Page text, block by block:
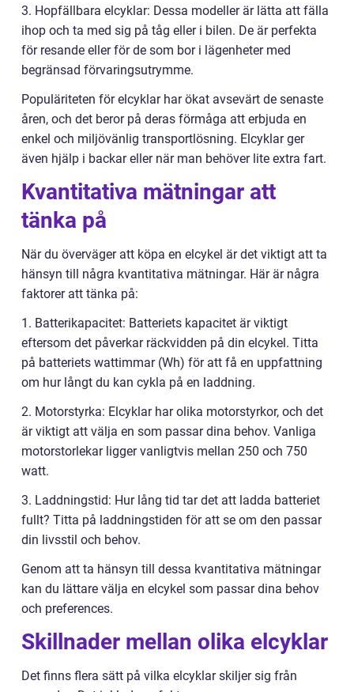
3. Hopfällbara elcyklar: Dessa modeller är lätta att fälla
ihop och ta med sig på tåg eller i bilen. De är perfekta
för resande eller för de som bor i lägenheter med
begränsad förvaringsutrymme.
Populäriteten för elcyklar har ökat avsevärt de senaste
åren, och det beror på deras förmåga att erbjuda en
enkel och miljövänlig transportlösning. Elcyklar ger
även hjälp i backar eller när man behöver lite extra fart.
Kvantitativa mätningar att
tänka på
När du överväger att köpa en elcykel är det viktigt att ta
hänsyn till några kvantitativa mätningar. Här är några
faktorer att tänka på:
1. Batterikapacitet: Batteriets kapacitet är viktigt
eftersom det påverkar räckvidden på din elcykel. Titta
på batteriets wattimmar (Wh) för att få en uppfattning
om hur långt du kan cykla på en laddning.
2. Motorstyrka: Elcyklar har olika motorstyrkor, och det
är viktigt att välja en som passar dina behov. Vanliga
motorstorlekar ligger vanligtvis mellan 250 och 750
watt.
3. Laddningstid: Hur lång tid tar det att ladda batteriet
fullt? Titta på laddningstiden för att se om den passar
din livsstil och behov.
Genom att ta hänsyn till dessa kvantitativa mätningar
kan du lättare välja en elcykel som passar dina behov
och preferences.
Skillnader mellan olika elcyklar
Det finns flera sätt på vilka elcyklar skiljer sig från